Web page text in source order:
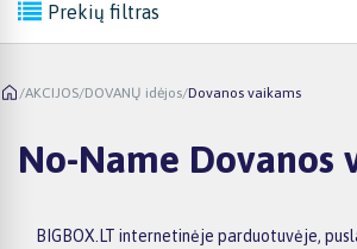
Prekių filtras
/AKCIJOS/DOVANŲ idėjos/Dovanos vaikams
No-Name Dovanos
BIGBOX.LT internetinėje parduotuvėje,